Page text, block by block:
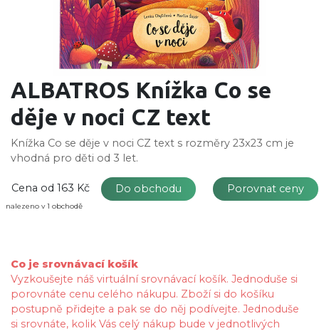
ALBATROS Knížka Co se
děje v noci CZ text
Knížka Co se děje v noci CZ text s rozměry 23x23 cm je
vhodná pro děti od 3 let.
Cena od 163 Kč Do obchodu Porovnat ceny
nalezeno v 1 obchodě
Co je srovnávací košík
Vyzkoušejte náš virtuální srovnávací košík. Jednoduše si
porovnáte cenu celého nákupu. Zboží si do košíku
postupně přidejte a pak se do něj podívejte. Jednoduše
si srovnáte, kolik Vás celý nákup bude v jednotlivých